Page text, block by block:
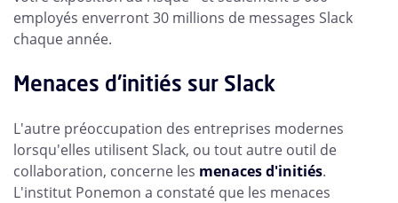
employés enverront 30 millions de messages Slack
chaque année.
Menaces d'initiés sur Slack
L'autre préoccupation des entreprises modernes
lorsqu'elles utilisent Slack, ou tout autre outil de
collaboration, concerne les menaces d'initiés.
L'institut Ponemon a constaté que les menaces